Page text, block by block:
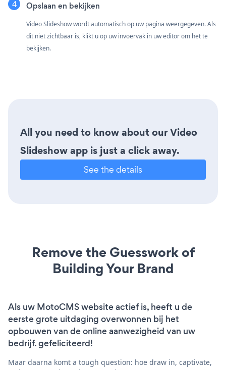
Opslaan en bekijken
Video Slideshow wordt automatisch op uw pagina weergegeven. Als
dit niet zichtbaar is, klikt u op uw invoervak in uw editor om het te
bekijken.
All you need to know about our Video
Slideshow app is just a click away.
See the details
Remove the Guesswork of
Building Your Brand
Als uw MotoCMS website actief is, heeft u de
eerste grote uitdaging overwonnen bij het
opbouwen van de online aanwezigheid van uw
bedrijf. gefeliciteerd!
Maar daarna komt a tough question: hoe draw in, captivate,